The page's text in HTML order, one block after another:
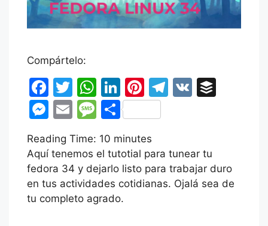
Compártelo:
F
a
c
e
b
o
o
T
w
itt
er
W
h
at
s
A
p
p
Li
n
k
e
dI
n
Pi
nt
er
e
st
T
gr
a
m
V
M
e
s
s
e
n
E
m
ai
l
M
e
s
s
a
g
C
o
m
p
ar
tir
Reading Time: 10 minutes
Aquí tenemos el tutotial para tunear tu
fedora 34 y dejarlo listo para trabajar duro
en tus actividades cotidianas. Ojalá sea de
tu completo agrado.